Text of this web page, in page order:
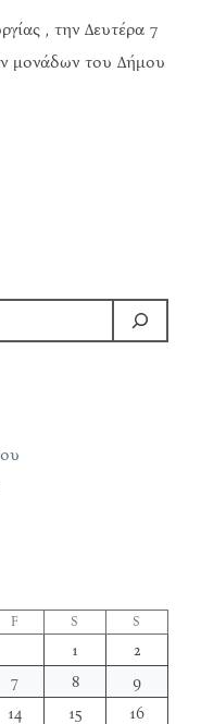
, την Δευτέρα 7
μονάδων του Δήμου
F S S
1
2
7 8
9
14 15
16